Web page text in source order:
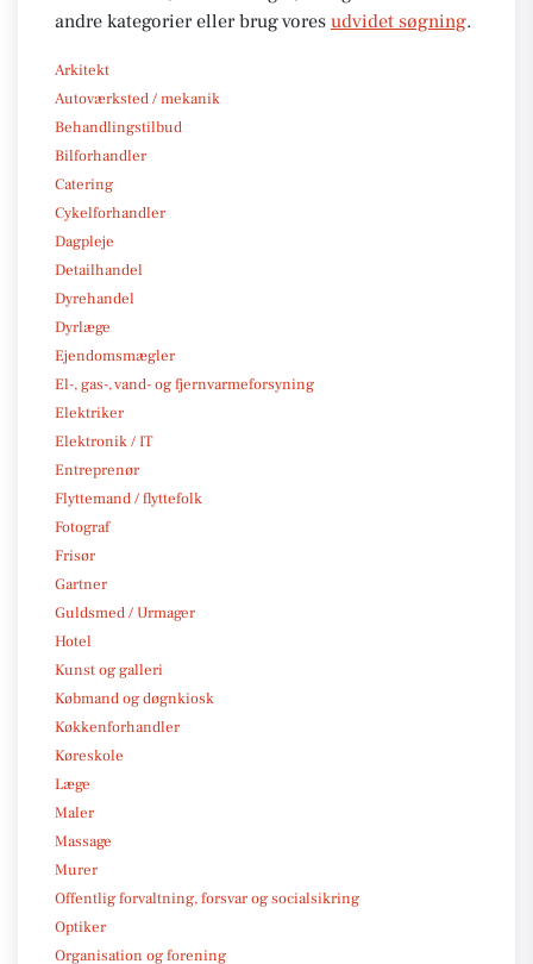
andre kategorier eller brug vores udvidet søgning.
Arkitekt
Autoværksted / mekanik
Behandlingstilbud
Bilforhandler
Catering
Cykelforhandler
Dagpleje
Detailhandel
Dyrehandel
Dyrlæge
Ejendomsmægler
El-, gas-, vand- og fjernvarmeforsyning
Elektriker
Elektronik / IT
Entreprenør
Flyttemand / flyttefolk
Fotograf
Frisør
Gartner
Guldsmed / Urmager
Hotel
Kunst og galleri
Købmand og døgnkiosk
Køkkenforhandler
Køreskole
Læge
Maler
Massage
Murer
Offentlig forvaltning, forsvar og socialsikring
Optiker
Organisation og forening